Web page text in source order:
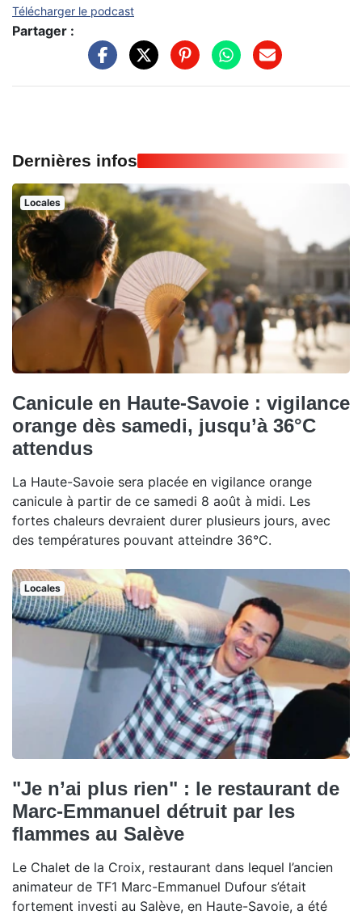
Télécharger le podcast
Partager :
Dernières infos
Locales
Canicule en Haute-Savoie : vigilance
orange dès samedi, jusqu’à 36°C
attendus
La Haute-Savoie sera placée en vigilance orange
canicule à partir de ce samedi 8 août à midi. Les
fortes chaleurs devraient durer plusieurs jours, avec
des températures pouvant atteindre 36°C.
Locales
"Je n’ai plus rien" : le restaurant de
Marc-Emmanuel détruit par les
flammes au Salève
Le Chalet de la Croix, restaurant dans lequel l’ancien
animateur de TF1 Marc-Emmanuel Dufour s’était
fortement investi au Salève, en Haute-Savoie, a été